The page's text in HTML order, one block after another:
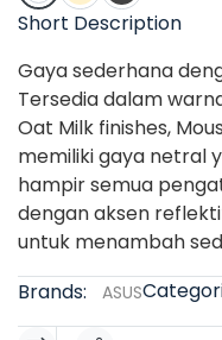
Short Description
Gaya sederhana
Tersedia dalam
Oat Milk finishes,
memiliki gaya netral
hampir semua
dengan aksen
untuk menambah
Brands:
ASUS